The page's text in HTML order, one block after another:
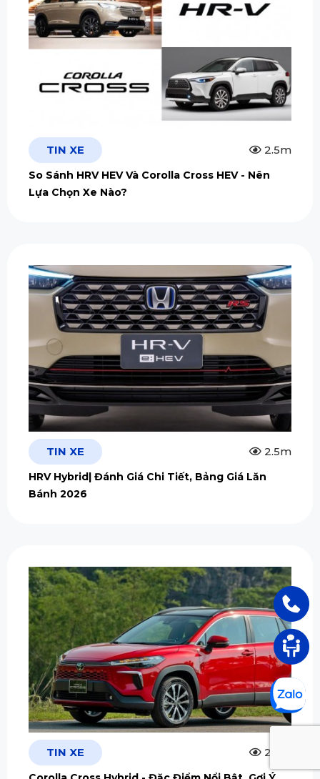
TIN XE 2.5m
So Sánh HRV HEV Và Corolla Cross HEV - Nên
Lựa Chọn Xe Nào?
TIN XE 2.5m
HRV Hybrid| Đánh Giá Chi Tiết, Bảng Giá Lăn
Bánh 2026
TIN XE 2.5m